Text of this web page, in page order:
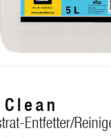
Entfetter/